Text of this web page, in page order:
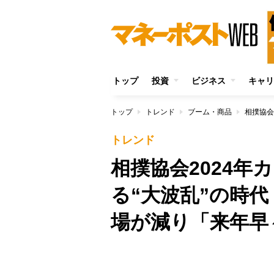
トップ 投資 ビジネス キャ
トップ トレンド ブーム・商品
トレンド
相撲協会2024年
る“大波乱”の時
場が減り「来年